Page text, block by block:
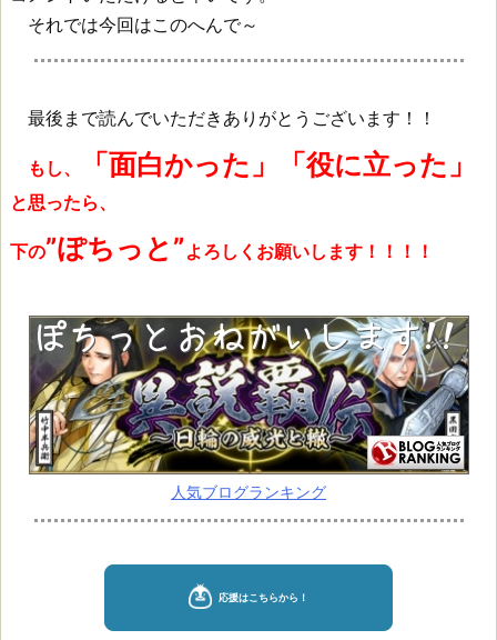
それでは今回はこのへんで～
最後まで読んでいただきありがとうございます！！
もし、 「面白かった」「役に立った」
と思ったら、
下の”ぽちっと”よろしくお願いします！！！！
人気ブログランキング